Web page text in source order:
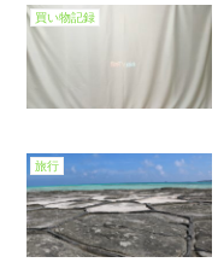
買い物記録
旅行